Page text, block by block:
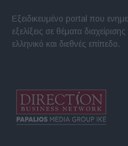
Εξειδικευμένο portal που
εξελίξεις σε θέματα
ελληνικό και διεθνές επίπεδο.